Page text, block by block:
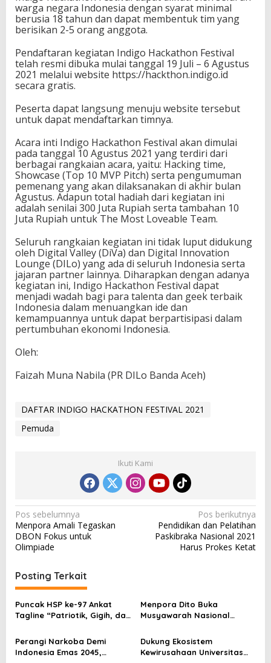
warga negara Indonesia dengan syarat minimal
berusia 18 tahun dan dapat membentuk tim yang
berisikan 2-5 orang anggota.
Pendaftaran kegiatan Indigo Hackathon Festival
telah resmi dibuka mulai tanggal 19 Juli – 6 Agustus
2021 melalui website https://hackthon.indigo.id
secara gratis.
Peserta dapat langsung menuju website tersebut
untuk dapat mendaftarkan timnya.
Acara inti Indigo Hackathon Festival akan dimulai
pada tanggal 10 Agustus 2021 yang terdiri dari
berbagai rangkaian acara, yaitu: Hacking time,
Showcase (Top 10 MVP Pitch) serta pengumuman
pemenang yang akan dilaksanakan di akhir bulan
Agustus. Adapun total hadiah dari kegiatan ini
adalah senilai 300 Juta Rupiah serta tambahan 10
Juta Rupiah untuk The Most Loveable Team.
Seluruh rangkaian kegiatan ini tidak luput didukung
oleh Digital Valley (DiVa) dan Digital Innovation
Lounge (DILo) yang ada di seluruh Indonesia serta
jajaran partner lainnya. Diharapkan dengan adanya
kegiatan ini, Indigo Hackathon Festival dapat
menjadi wadah bagi para talenta dan geek terbaik
Indonesia dalam menuangkan ide dan
kemampuannya untuk dapat berpartisipasi dalam
pertumbuhan ekonomi Indonesia.
Oleh:
Faizah Muna Nabila (PR DILo Banda Aceh)
DAFTAR INDIGO HACKATHON FESTIVAL 2021
Pemuda
Ikuti Kami
N
a
v
i
g
a
s
i
p
Pos sebelumnya
Menpora Amali Tegaskan
DBON Fokus untuk
Olimpiade
Pos berikutnya
Pendidikan dan Pelatihan
Paskibraka Nasional 2021
Harus Prokes Ketat
Posting Terkait
Puncak HSP ke-97 Ankat
Tagline “Patriotik, Gigih, dan
Menpora Dito Buka
Musyawarah Nasional
Mahasiswa Seluruh
Indonesia
Perangi Narkoba Demi
Indonesia Emas 2045,
Dukung Ekosistem
Kewirusahaan Universitas